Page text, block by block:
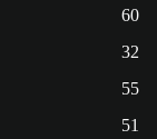
60
32
55
51